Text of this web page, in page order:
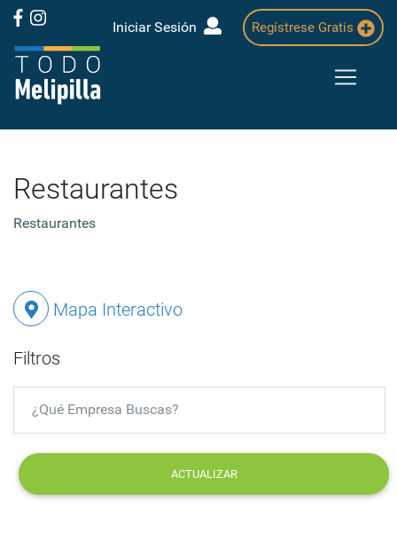
Iniciar Sesión Regístrese Gratis
Restaurantes
Restaurantes
Mapa Interactivo
Filtros
ACTUALIZAR